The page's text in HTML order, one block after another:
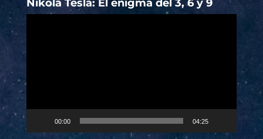
Nikola Tesla: El enigma del 3, 6 y 9
00:00 04:25